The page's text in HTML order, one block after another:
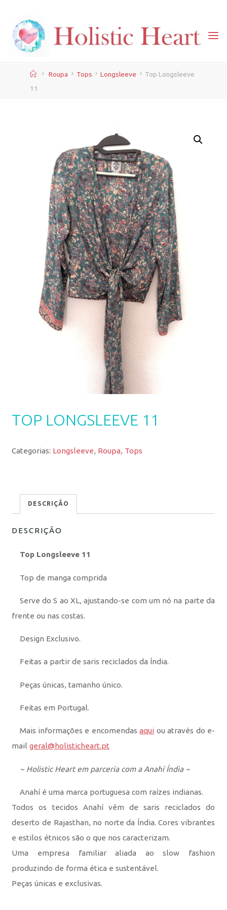
content
HomeRoupa Tops Longsleeve
Top Longsleeve
11
TOP LONGSLEEVE 11
Categorias: Longsleeve, Roupa, Tops
DESCRIÇÃO
DESCRIÇÃO
Top Longsleeve 11
Top de manga comprida
Serve do S ao XL, ajustando-se com um nó na parte da
frente ou nas costas.
Design Exclusivo.
Feitas a partir de saris reciclados da Índia.
Peças únicas, tamanho único.
Feitas em Portugal.
Mais informações e encomendasaqui ou através do e-
mailgeral@holisticheart.pt
~ Holistic Heart em parceria com a Anahí Índia ~
Anahí é uma marca portuguesa com raízes indianas.
Todos os tecidos Anahí vêm de saris reciclados do
deserto de Rajasthan, no norte da Índia. Cores vibrantes
e estilos étnicos são o que nos caracterizam.
Uma empresa familiar aliada ao slow fashion
produzindo de forma ética e sustentável.
Peças únicas e exclusivas.